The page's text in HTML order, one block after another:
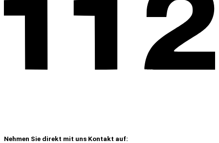
Nehmen Sie direkt mit uns Kontakt auf: